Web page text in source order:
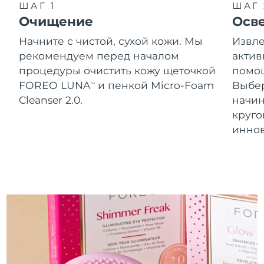
ШАГ 1
Очищение
Начните с чистой, сухой кожи. Мы
рекомендуем перед началом
процедуры очистить кожу щеточкой
FOREO LUNATM
и пенкой Micro-Foam
Cleanser 2.0.
ШАГ
8/10/26
Словения
8/10/26
Южно-Африканская
Республика
Ожидаемая дата доставки
Ожидаемая дата доставки
8/12/26
Швейцария
Ожидаемая дата доставки
Тайвань
Ожидаемая дата доставки
8/15/26